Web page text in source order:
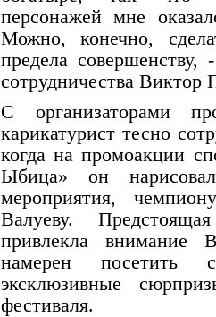
персонажей мне
Можно, конечно,
предела совершенству,
сотрудничества Виктор
С организаторами
карикатурист тесно
когда на промоакции
Ыбица» он
мероприятия,
Валуеву.
привлекла внимание
намерен посетить
эксклюзивные
фестиваля.